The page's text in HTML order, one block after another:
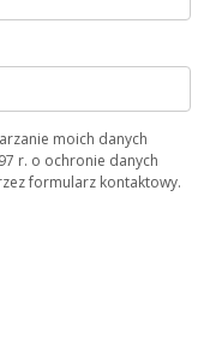
moich danych
r. o ochronie danych
formularz kontaktowy.